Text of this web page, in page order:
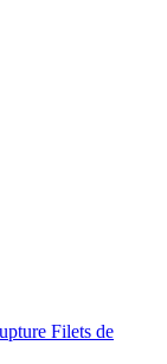
Filets de